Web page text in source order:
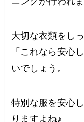
大切な衣類をし
「これなら安心
いでしょう。
特別な服を安心
りますよね♪